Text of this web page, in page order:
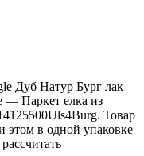
Дуб Натур Бург лак
— Паркет елка из
Товар
этом в одной упаковке